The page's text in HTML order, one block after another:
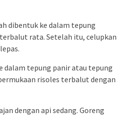
dibentuk ke dalam tepung
rata. Setelah itu, celupkan
dalam tepung panir atau tepung
risoles terbalut dengan
dengan api sedang. Goreng